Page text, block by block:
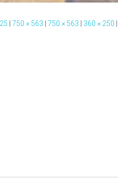
750 × 563 750 × 563 360 × 250